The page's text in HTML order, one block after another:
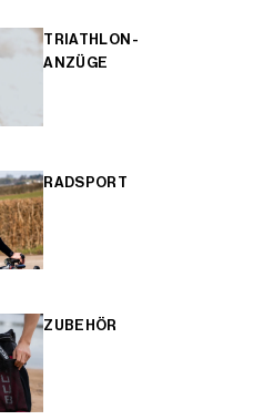
TRIATHLON-
ANZÜGE
RADSPORT
ZUBEHÖR